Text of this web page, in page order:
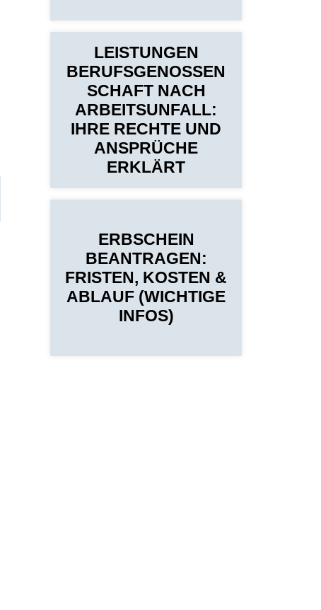
LEISTUNGEN
BERUFSGENOSSEN
SCHAFT NACH
ARBEITSUNFALL:
IHRE RECHTE UND
ANSPRÜCHE
ERKLÄRT
ERBSCHEIN
BEANTRAGEN:
FRISTEN, KOSTEN &
ABLAUF (WICHTIGE
INFOS)